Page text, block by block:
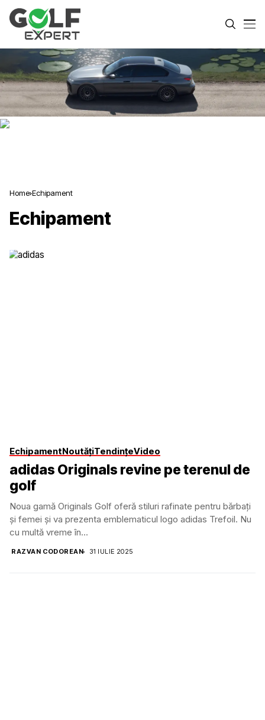
Home Echipament
Echipament
EchipamentNoutățiTendințeVideo
adidas Originals revine pe terenul de
golf
Noua gamă Originals Golf oferă stiluri rafinate pentru bărbați
și femei și va prezenta emblematicul logo adidas Trefoil. Nu
cu multă vreme în...
RAZVAN CODOREAN 31 IULIE 2025